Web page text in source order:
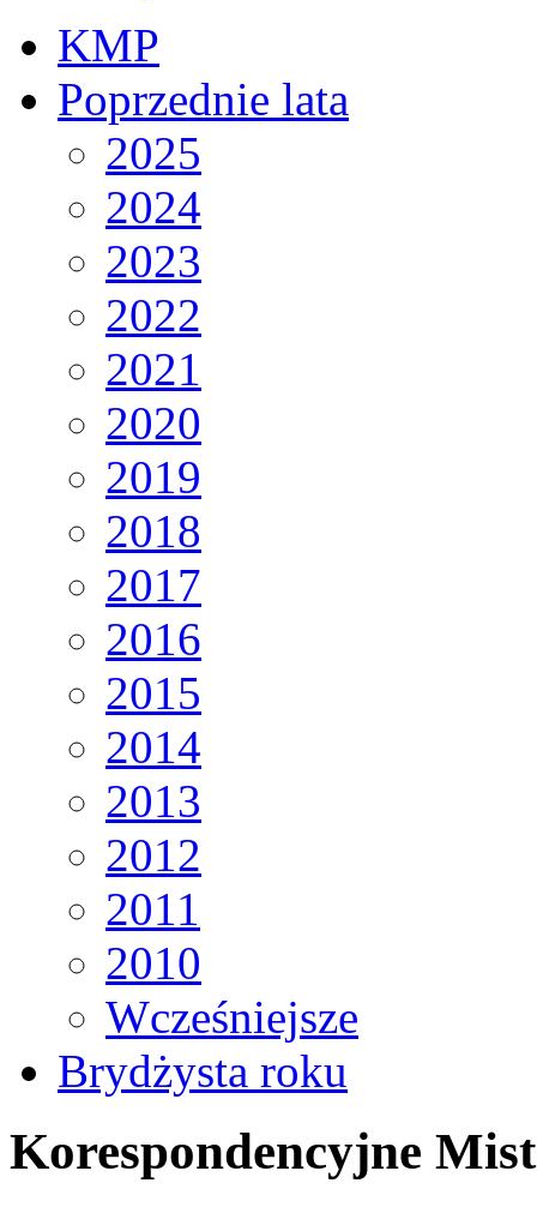
KMP
Poprzednie lata
2025
2024
2023
2022
2021
2020
2019
2018
2017
2016
2015
2014
2013
2012
2011
2010
Wcześniejsze
Brydżysta roku
Korespondencyjne